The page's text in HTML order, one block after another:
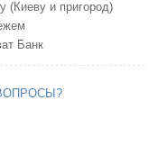
(Киеву и пригород)
Банк